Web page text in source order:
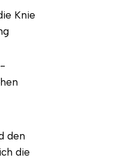
Knie
den
die